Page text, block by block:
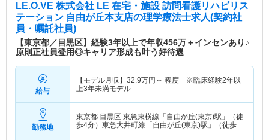
LE.O.VE 株式会社 LE 在宅・施設 訪問看護リハビリス
テーション 自由が丘本支店の理学療法士求人(契約社
員・嘱託社員)
【東京都／目黒区】経験3年以上で年収456万＋インセンあり♪
原則正社員登用◎キャリア形成も叶う好待遇
給与
【モデル月収】 32.9万円～ 程度 ※臨床経験2年以
上3年未満モデル
勤務地
東京都 目黒区 東急東横線「自由が丘(東京)駅」（徒
歩4分）東急大井町線「自由が丘(東京)駅」（徒歩4